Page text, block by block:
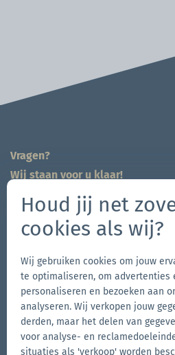
Vragen?
Wij staan voor u klaar!
704-312-1600
nl@zingerle.group
Follow us
Ga
naar
Facebook-
Ga
naar
de
Instagram-
Volg
ons
op
YouTube
Ga
naar
de
LinkedIn
Andere merken van de Zingerle
Houd jij net
cookies als wij?
Wij gebruiken cookies om jouw
te optimaliseren, om advertenties
personaliseren en bezoeken aan
analyseren. Wij verkopen jouw
derden, maar het delen van
voor analyse- en
situaties als 'verkoop' worden